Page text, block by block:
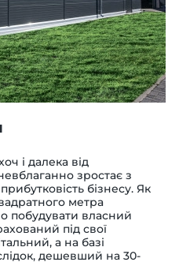
і далека від
зростає з
бізнесу. Як
метра
побудувати власний
під свої
а на базі
дешевший на 30-